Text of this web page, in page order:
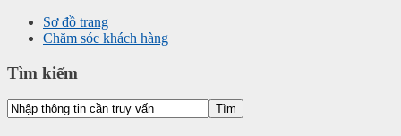
Sơ đồ trang
Chăm sóc khách hàng
Tìm kiếm